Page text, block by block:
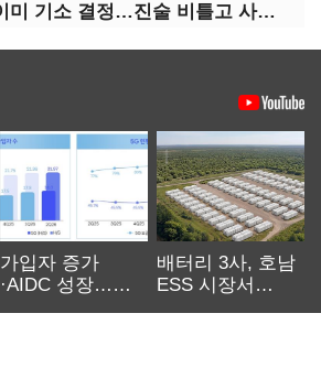
이재명 “검찰, 이미 기소 결정…진술 비틀고 사건 조작에 악용”
가입자 증가
·AIDC 성장…
배터리 3사, 호남
ESS 시장서